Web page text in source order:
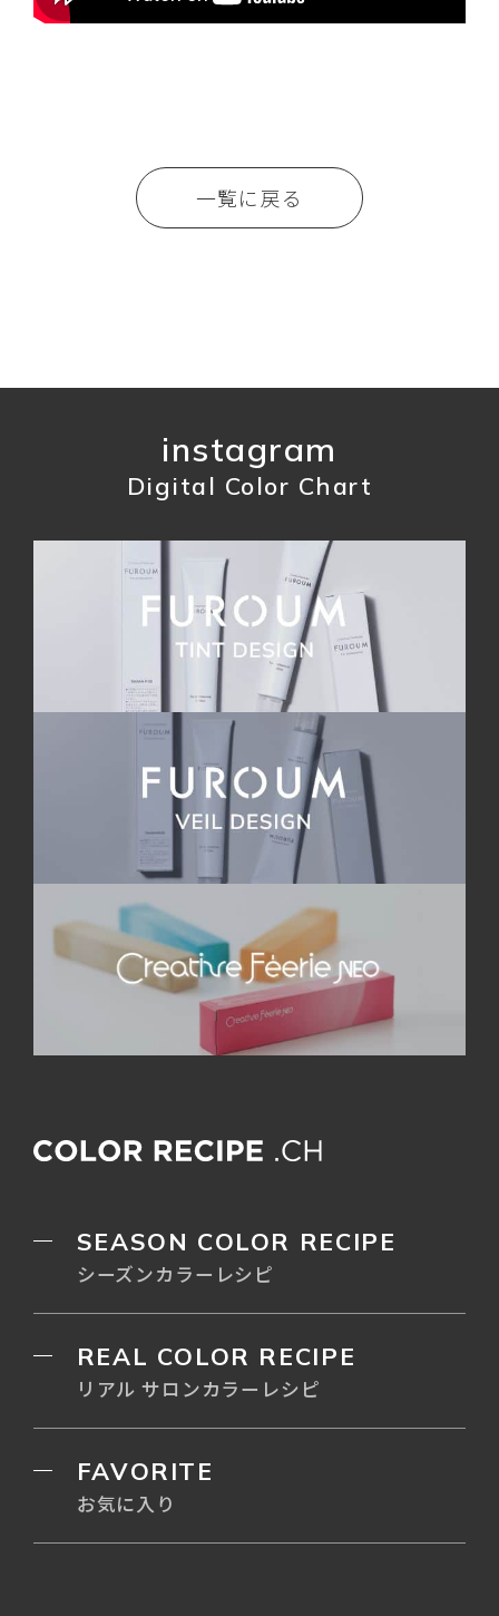
一覧に戻る
instagram
Digital Color Chart
SEASON COLOR RECIPE
シーズンカラーレシピ
REAL COLOR RECIPE
リアル サロンカラーレシピ
FAVORITE
お気に入り